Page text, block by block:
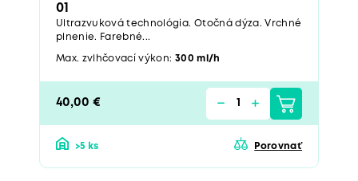
01
Ultrazvuková technológia. Otočná dýza. Vrchné
plnenie. Farebné...
Max. zvlhčovací výkon: 300 ml/h
40,00 €
>5 ks Porovnať